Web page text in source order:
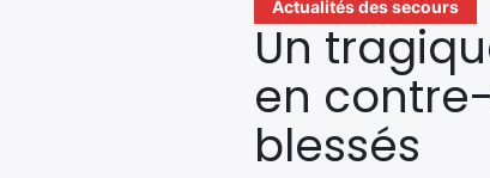
Actualités des secours
Un
en
blessés